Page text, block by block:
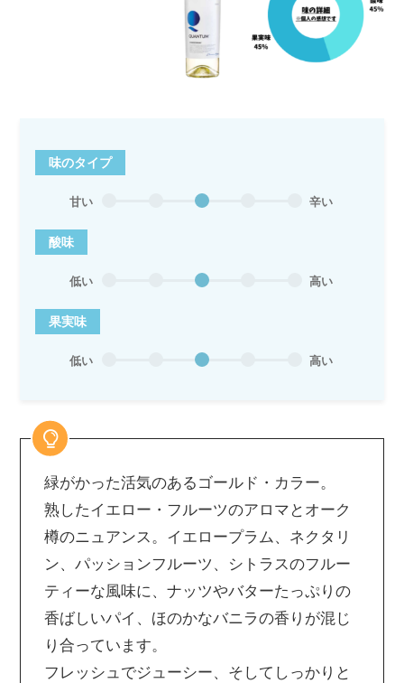
味のタイプ
甘い 辛い
酸味
低い 高い
果実味
低い 高い
緑がかった活気のあるゴールド・カラー。
熟したイエロー・フルーツのアロマとオーク
樽のニュアンス。イエロープラム、ネクタリ
ン、パッションフルーツ、シトラスのフルー
ティーな風味に、ナッツやバターたっぷりの
香ばしいパイ、ほのかなバニラの香りが混じ
り合っています。
フレッシュでジューシー、そしてしっかりと